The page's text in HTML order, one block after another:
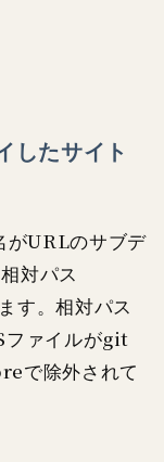
たサイト
URLのサブデ
対パス
す。相対パス
ファイルがgit
で除外されて